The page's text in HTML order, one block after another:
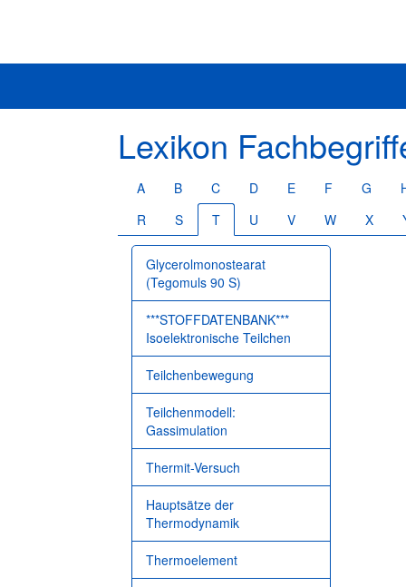
Lexikon
A B C D E F G
R
S T U V W X
Glycerolmonostearat
(Tegomuls 90 S)
***STOFFDATENBANK***
Isoelektronische Teilchen
Teilchenbewegung
Teilchenmodell:
Gassimulation
Thermit-Versuch
Hauptsätze der
Thermodynamik
Thermoelement